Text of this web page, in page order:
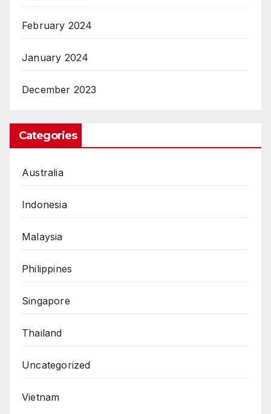
February 2024
January 2024
December 2023
Categories
Australia
Indonesia
Malaysia
Philippines
Singapore
Thailand
Uncategorized
Vietnam